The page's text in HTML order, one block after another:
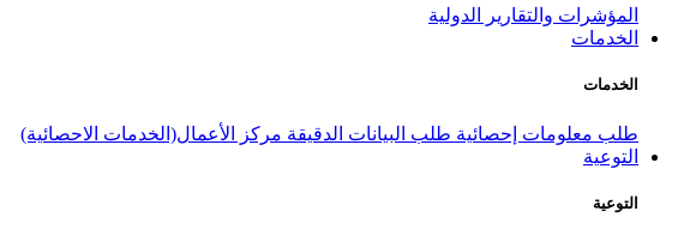
المؤشرات والتقارير الدولية
الخدمات
الخدمات
طلب معلومات إحصائية طلب البيانات الدقيقة مركز الأعمال(الخدمات الاحصائية)
التوعية
التوعية